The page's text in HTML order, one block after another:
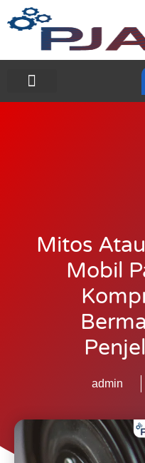
Mitos
Mobil
admin